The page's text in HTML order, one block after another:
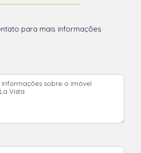
para mais informações